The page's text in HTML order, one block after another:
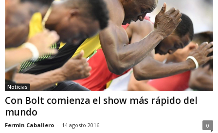
Noticias
Con Bolt comienza el show más rápido del
mundo
Fermin Caballero - 14 agosto 2016 0